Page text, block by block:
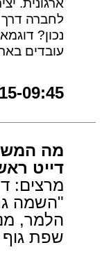
ארגונית.
לחברה דרך
נכון?
עובדים
09:45
מה
דייט
מרצים:
"השמה
הלמר,
שפת